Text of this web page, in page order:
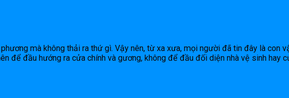
mà không thải ra thứ gì. Vậy nên, từ xa xưa, mọi người đã tin đây là con
để đầu hướng ra cửa chính và gương, không để đầu đối diện nhà vệ sinh hay